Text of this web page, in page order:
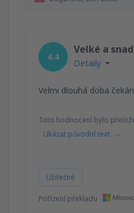
4.4
Velké a
Detaily
Velmi dlouhá doba
Toto hodnocení bylo
Ukázat původní text
Užitečné
Pořízení překladu